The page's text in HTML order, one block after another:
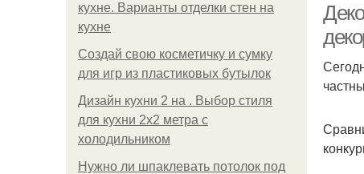
кухне. Варианты отделки стен на
кухне
Создай свою косметичку и сумку
для игр из пластиковых бутылок
Дизайн кухни 2 на . Выбор стиля
для кухни 2х2 метра с
холодильником
Нужно ли шпаклевать потолок под